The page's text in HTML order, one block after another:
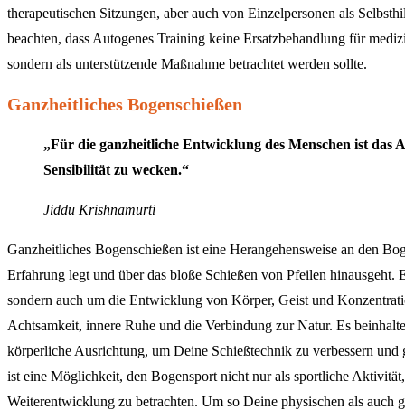
therapeutischen Sitzungen, aber auch von Einzelpersonen als
beachten, dass Autogenes Training keine Ersatzbehandlung für
sondern als unterstützende Maßnahme betrachtet werden sollte.
Ganzheitliches Bogenschießen
„Für die ganzheitliche Entwicklung des Menschen ist das
Sensibilität zu wecken.“
Jiddu Krishnamurti
Ganzheitliches Bogenschießen ist eine Herangehensweise an den
Erfahrung legt und über das bloße Schießen von Pfeilen
sondern auch um die Entwicklung von Körper, Geist und
Achtsamkeit, innere Ruhe und die Verbindung zur Natur. Es
körperliche Ausrichtung, um Deine Schießtechnik zu verbessern
ist eine Möglichkeit, den Bogensport nicht nur als sportliche
Weiterentwicklung zu betrachten. Um so Deine physischen als auch